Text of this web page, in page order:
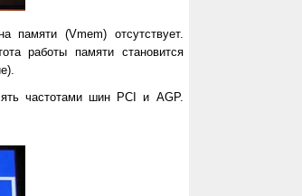
памяти (Vmem) отсутствует.
работы памяти становится
частотами шин PCI и AGP.